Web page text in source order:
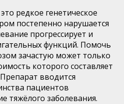
редкое генетическое
постепенно нарушается
прогрессирует и
функций. Помочь
зачастую может только
которого составляет
вводится
пациентов
тяжёлого заболевания.